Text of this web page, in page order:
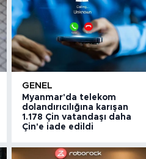
GENEL
Myanmar'da telekom
dolandırıcılığına karışan
1.178 Çin vatandaşı daha
Çin'e iade edildi